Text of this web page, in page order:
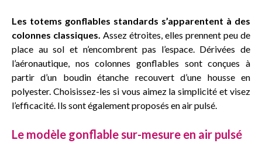
Les totems gonflables standards s’apparentent à des
colonnes classiques. Assez étroites, elles prennent peu de
place au sol et n’encombrent pas l’espace. Dérivées de
l’aéronautique, nos colonnes gonflables sont conçues à
partir d’un boudin étanche recouvert d’une housse en
polyester. Choisissez-les si vous aimez la simplicité et visez
l’efficacité. Ils sont également proposés en air pulsé.
Le modèle gonflable sur-mesure en air pulsé